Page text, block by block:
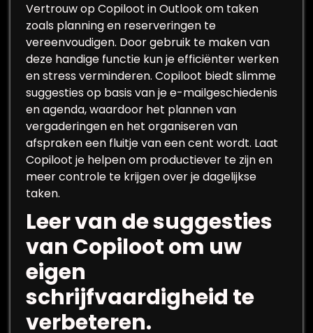
Vertrouw op Copiloot in Outlook om taken
zoals planning en reserveringen te
vereenvoudigen. Door gebruik te maken van
deze handige functie kun je efficiënter werken
en stress verminderen. Copiloot biedt slimme
suggesties op basis van je e-mailgeschiedenis
en agenda, waardoor het plannen van
vergaderingen en het organiseren van
afspraken een fluitje van een cent wordt. Laat
Copiloot je helpen om productiever te zijn en
meer controle te krijgen over je dagelijkse
taken.
Leer van de suggesties
van Copiloot om uw
eigen
schrijfvaardigheid te
verbeteren.